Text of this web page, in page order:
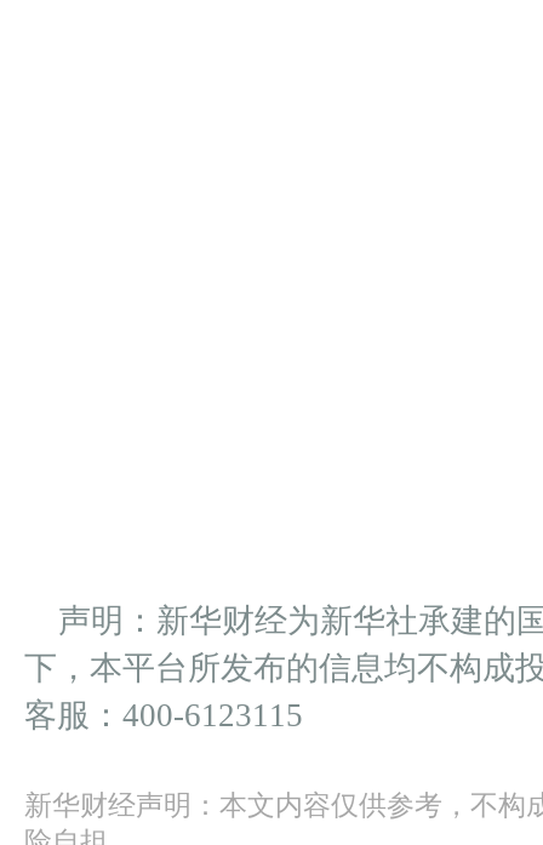
声明：新华财经为新华社承建的
下，本平台所发布的信息均不构成
客服：400-6123115
新华财经声明：本文内容仅供参考，不构